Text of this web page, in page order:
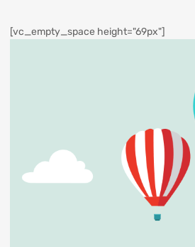
[vc_empty_space height="69px"]